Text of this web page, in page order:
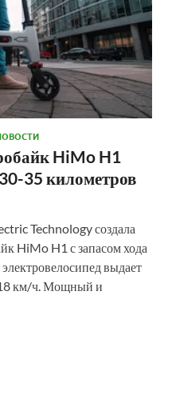
HiMo H1
35 километров
Technology создала
HiMo H1 с запасом хода
выдает
км/ч. Мощный и